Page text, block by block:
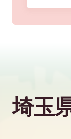
埼玉